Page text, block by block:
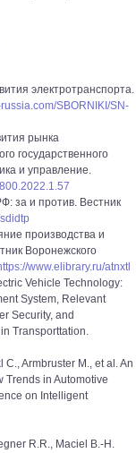
электротранспорта.
SBORNIKI/SN-
рынка
государственного
и управление.
за и против. Вестник
производства и
Воронежского
www.elibrary.ru/atnxtl
Vehicle Technology:
System, Relevant
Security, and
Transporttation.
Armbruster M., et al. An
Trends in Automotive
on Intelligent
R.R., Maciel B.-H.